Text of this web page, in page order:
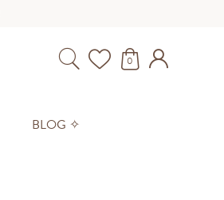
BLOG ✧
0